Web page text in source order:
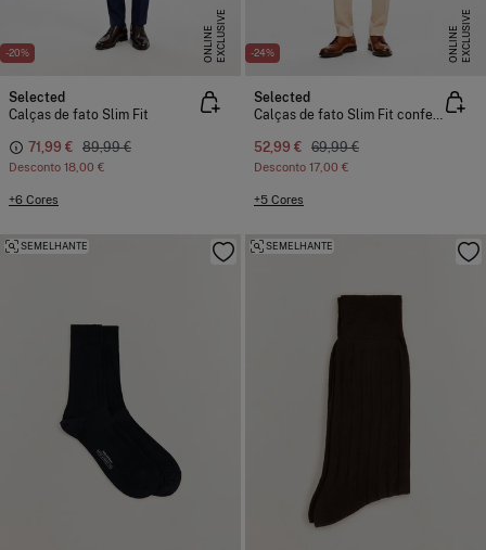
-20% E
X
C
L
U
SI
V
E
O
N
L
I
N
E
Selected
Calças de fato Slim Fit
71,99 € 89,99 €
Desconto 18,00 €
+6 Cores
-24% E
X
C
L
U
SI
V
E
O
N
L
I
N
E
Selected
Calças de fato Slim Fit confecionadas com materiais reciclados.
52,99 € 69,99 €
Desconto 17,00 €
+5 Cores
SEMELHANTE SEMELHANTE